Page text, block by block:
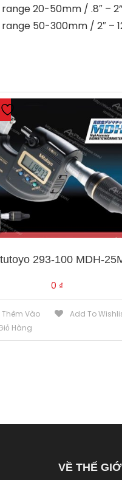
20-50mm / .8″ –
50-300mm / 2″ –
293-100 MDH-
0 ₫
Thêm Vào
Hàng
Add To
VỀ THẾ